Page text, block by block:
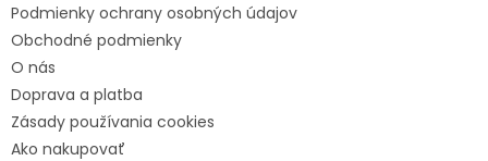
Podmienky ochrany osobných údajov
Obchodné podmienky
O nás
Doprava a platba
Zásady používania cookies
Ako nakupovať